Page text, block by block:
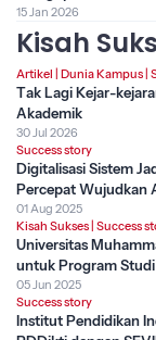
15 Jan 2026
Kisah
Artikel | Dunia Kampus |
Tak Lagi Kejar-
Akademik
30 Jul 2026
Success story
Digitalisasi Sistem
Percepat Wujudkan
01 Aug 2025
Kisah Sukses | Success
Universitas
untuk Program
05 Jun 2025
Success story
Institut Pendidikan